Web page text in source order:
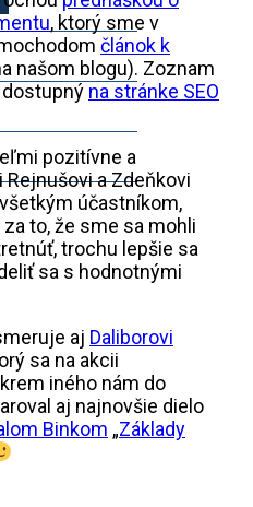
, ktorý sme v
článok k
našom blogu). Zoznam
na stránke SEO
pozitívne a
a Zdeňkovi
všetkým účastníkom,
to, že sme sa mohli
trochu lepšie sa
sa s hodnotnými
aj Daliborovi
sa na akcii
iného nám do
aj najnovšie dielo
Binkom „Základy